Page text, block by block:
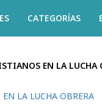
CATEGORÍAS
EN LA LUCHA